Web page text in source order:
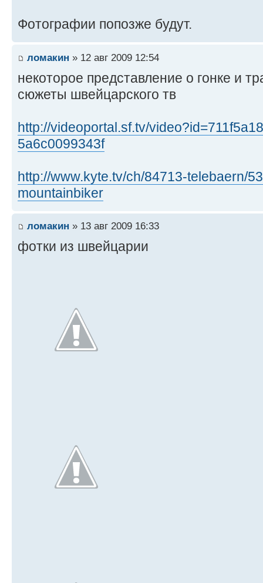
Фотографии попозже будут.
ломакин » 12 авг 2009 12:54
некоторое представление о гонке и
сюжеты швейцарского тв
http://videoportal.sf.tv/
5a6c0099343f
http://www.kyte.tv/ch/84713-telebaern/
mountainbiker
ломакин » 13 авг 2009 16:33
фотки из швейцарии